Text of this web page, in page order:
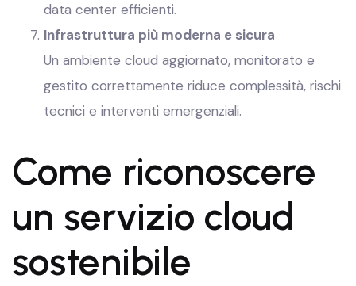
data center efficienti.
Infrastruttura più moderna e sicura
Un ambiente cloud aggiornato, monitorato e
gestito correttamente riduce complessità, rischi
tecnici e interventi emergenziali.
Come riconoscere
un servizio cloud
sostenibile